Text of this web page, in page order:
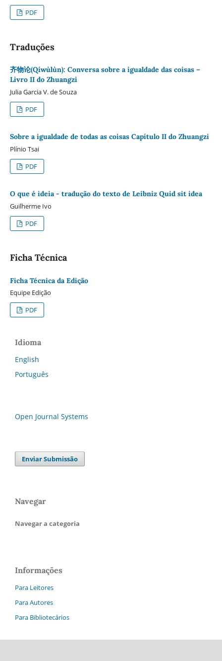
PDF
Traduções
齐物论(Qíwùlùn): Conversa sobre a igualdade das coisas –
Livro II do Zhuangzi
Julia Garcia V. de Souza
PDF
Sobre a igualdade de todas as coisas Capítulo II do Zhuangzi
Plínio Tsai
PDF
O que é ideia - tradução do texto de Leibniz Quid sit idea
Guilherme Ivo
PDF
Ficha Técnica
Ficha Técnica da Edição
Equipe Edição
PDF
Idioma
English
Português
Open Journal Systems
Enviar Submissão
Navegar
Navegar a categoria
Informações
Para Leitores
Para Autores
Para Bibliotecários